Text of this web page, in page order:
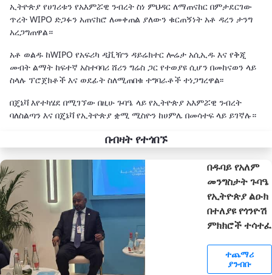
ኢትዮጵያ የሀገሪቱን የአእምሯዊ ንብረት ስነ ምህዳር ለማጠናከር በምታደርገው
ጥረት WIPO ድጋፉን አጠናክሮ ለመቀጠል ያለውን ቁርጠኝነት አቶ ዳረን ታንግ
አረጋግጠዋል።
አቶ ወልዱ ከWIPO የአፍሪካ ዲቪዥን ዳይሬክተር ሎሬታ አሲኢዱ እና የቅጂ
መብት ልማት ከፍተኛ አስተባባሪ ሸሪን ግሬስ ጋር የተወያዩ ሲሆን በመከናወን ላይ
ስላሉ ፕሮጀክቶች እና ወደፊት ስለሚጠበቁ ተግባራቶች ተነጋግረዋል፡፡
በጄኔቫ እየተካሄደ በሚገኘው በዚሁ ጉባዔ ላይ የኢትዮጵያ አእምሯዊ ንብረት
ባለስልጣን እና በጄኔቫ የኢትዮጵያ ቋሚ ሚስዮን ከሀምሌ በመሳተፍ ላይ ይገኛሉ።
በብዛት የተጎበኙ
በዱባይ የአለም
መንግስታት ጉባዔ
የኢትዮጵያ ልዑክ
በተለያዩ የጎንዮሽ
ምክክሮች ተሳተፈ
ተጨማሪ
ያንብቡ